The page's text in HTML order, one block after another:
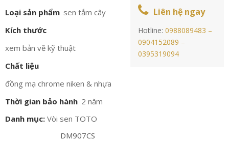
Loại sản phẩm sen tắm cây
Kích thước
xem bản vẽ kỹ thuật
Chất liệu
đồng mạ chrome niken & nhựa
Thời gian bảo hành 2 năm
Danh mục: Vòi sen TOTO
DM907CS
Liên hệ ngay
Hotline:0988089483 –
0904152089 –
0395319094